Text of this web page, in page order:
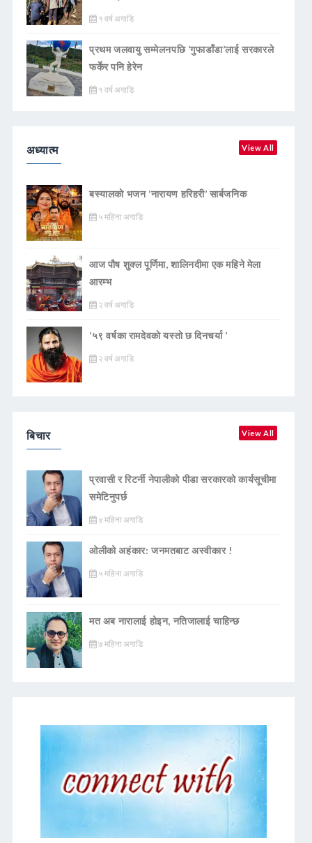
१ वर्ष अगाडि
प्रथम जलवायु सम्मेलनपछि ‘गुफाडाँडा’लाई सरकारले
फर्केर पनि हेरेन
१ वर्ष अगाडि
अध्यात्म View All
बस्यालको भजन ‘नारायण हरिहरी’ सार्बजनिक
५ महिना अगाडि
आज पौष शुक्ल पूर्णिमा, शालिनदीमा एक महिने मेला
आरम्भ
२ वर्ष अगाडि
‘५९ वर्षका रामदेवकाे यस्ताे छ दिनचर्या ’
२ वर्ष अगाडि
बिचार View All
प्रवासी र रिटर्नी नेपालीको पीडा सरकारको कार्यसूचीमा
समेटिनुपर्छ
४ महिना अगाडि
ओलीको अहंकार: जनमतबाट अस्वीकार !
५ महिना अगाडि
मत अब नारालाई होइन, नतिजालाई चाहिन्छ
७ महिना अगाडि